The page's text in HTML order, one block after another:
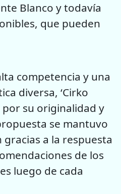
Blanco y todavía
que pueden
competencia y una
diversa, ‘Cirko
por su originalidad y
se mantuvo
a la respuesta
de los
luego de cada